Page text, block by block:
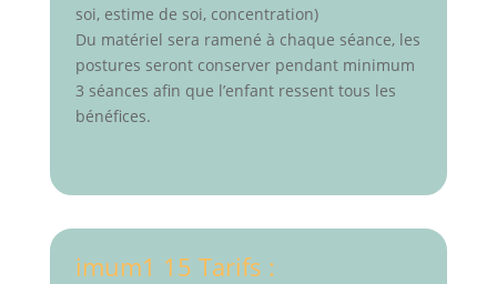
soi, estime de soi, concentration)
Du matériel sera ramené à chaque séance, les
postures seront conserver pendant minimum
3 séances afin que l’enfant ressent tous les
bénéfices.
imum1 15 Tarifs :